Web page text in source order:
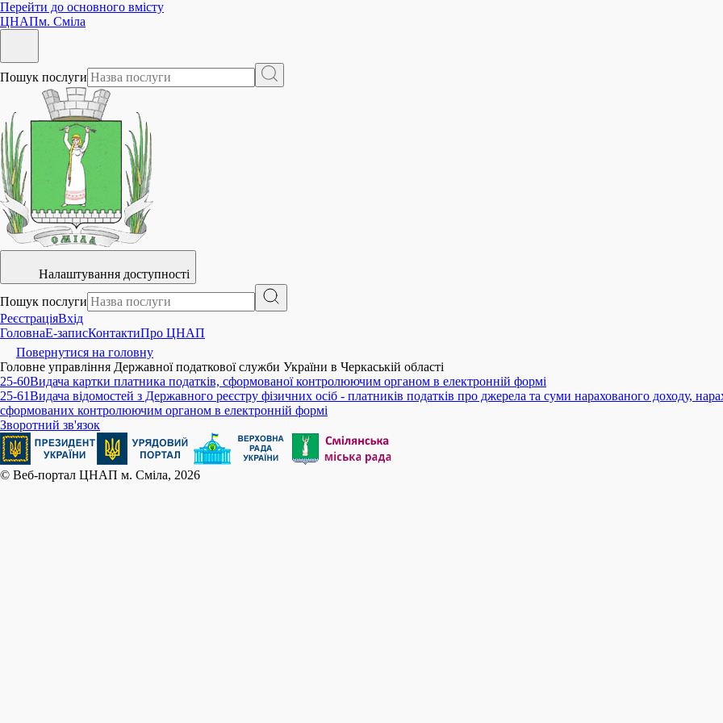
Перейти до основного вмісту
ЦНАПм. Сміла
Пошук послуги
Налаштування доступності
Пошук послуги
РеєстраціяВхід
ГоловнаE-записКонтактиПро ЦНАП
Повернутися на головну
Головне управління Державної податкової служби України в Черкаській області
25-60Видача картки платника податків, сформованої контролюючим органом в електронній формі
25-61Видача відомостей з Державного реєстру фізичних осіб - платників податків про джерела та суми нарахованого доходу,
сформованих контролюючим органом в електронній формі
Зворотний зв'язок
© Веб-портал ЦНАП м. Сміла, 2026